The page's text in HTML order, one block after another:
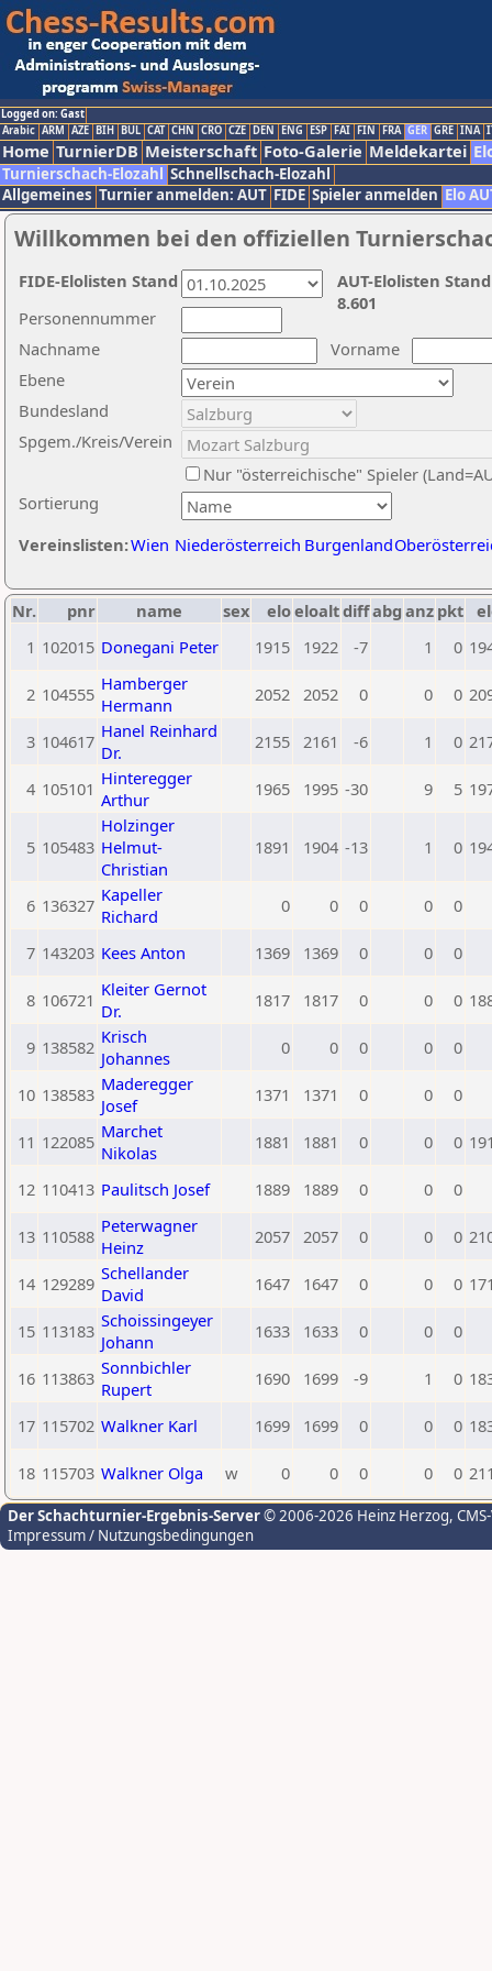
Logged on: Gast
Arabic ARM AZE BIH BUL CAT CHN CRO CZE DEN ENG ESP FAI FIN FRA GER GRE INA
Home TurnierDB Meisterschaft Foto-Galerie Meldekartei
Turnierschach-Elozahl Schnellschach-Elozahl
Allgemeines Turnier anmelden: AUT FIDE Spieler anmelden Elo
Willkommen bei den offiziellen
Nachname
Vorname
Ebene
Sortierung
Personennummer
Bundesland
Spgem./Kreis/Verein
Nur "österreichische" Spieler
Vereinslisten:Wien Niederösterreich Burgenland
AUT-Elolisten
8.601
FIDE-Elolisten Stand
Nr. pnr name sex eloeloaltdiffabg anz pkt
1 102015 Donegani Peter 1915 1922 -7 1 0
2 104555 Hamberger
Hermann
2052 2052 0 0 0
3 104617 Hanel Reinhard
Dr.
2155 2161 -6 1 0
4 105101 Hinteregger
Arthur
1965 1995 -30 9 5
5 105483
Holzinger
Helmut-
Christian
1891 1904 -13 1 0
6 136327 Kapeller
Richard
0 0 0 0 0
7 143203 Kees Anton 1369 1369 0 0 0
8 106721 Kleiter Gernot
Dr.
1817 1817 0 0 0
9 138582 Krisch
Johannes
0 0 0 0 0
10 138583 Maderegger
Josef
1371 1371 0 0 0
11 122085 Marchet
Nikolas
1881 1881 0 0 0
12 110413 Paulitsch Josef 1889 1889 0 0 0
13 110588 Peterwagner
Heinz
2057 2057 0 0 0
14 129289 Schellander
David
1647 1647 0 0 0
15 113183 Schoissingeyer
Johann
1633 1633 0 0 0
16 113863 Sonnbichler
Rupert
1690 1699 -9 1 0
17 115702 Walkner Karl 1699 1699 0 0 0
18 115703 Walkner Olga w 0 0 0 0 0
Der Schachturnier-Ergebnis-Server© 2006-2026 Heinz Herzog,
Impressum / Nutzungsbedingungen